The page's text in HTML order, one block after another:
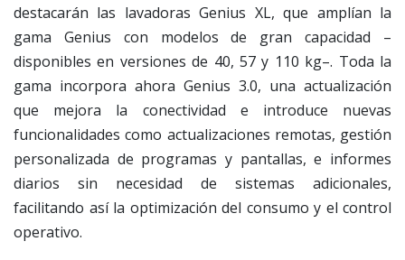
destacarán las lavadoras Genius XL, que amplían la
gama Genius con modelos de gran capacidad –
disponibles en versiones de 40, 57 y 110 kg–. Toda la
gama incorpora ahora Genius 3.0, una actualización
que mejora la conectividad e introduce nuevas
funcionalidades como actualizaciones remotas, gestión
personalizada de programas y pantallas, e informes
diarios sin necesidad de sistemas adicionales,
facilitando así la optimización del consumo y el control
operativo.